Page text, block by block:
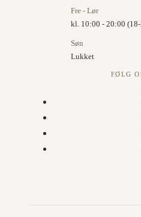
Fre - Lør
kl. 10:00 - 20:00
Søn
Lukket
FØLG